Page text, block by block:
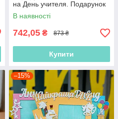
на День учителя. Подарунок
для вчителя до 8 березня
Екоматеріал.
В наявності
742,05 ₴ 873 ₴
Купити
–15%